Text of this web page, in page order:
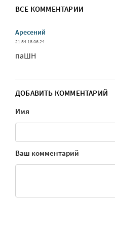
ВСЕ КОММЕНТАРИИ
Аресений
21:54 18.06.24
паШН
ДОБАВИТЬ КОММЕНТАРИЙ
Имя
Ваш комментарий